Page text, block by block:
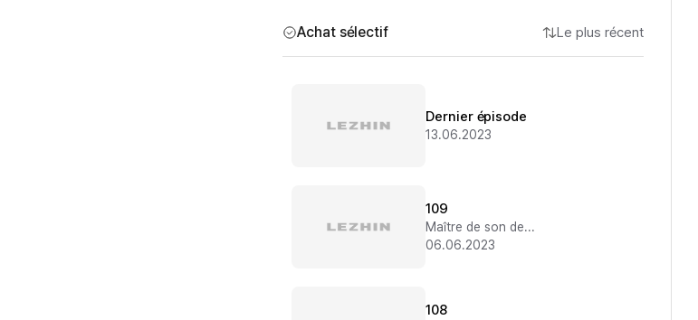
Achat sélectif Le plus récent
Dernier épisode
13.06.2023
109
Maître de son destin
06.06.2023
108